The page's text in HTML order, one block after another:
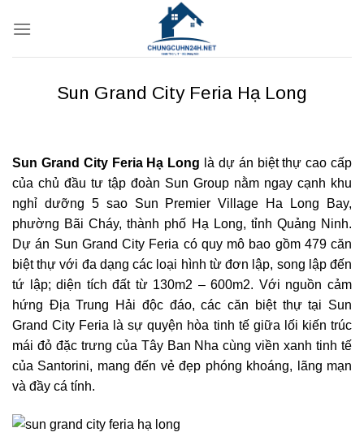
qua
Sun Grand City Feria Hạ Long
Sun Grand City Feria Hạ Long là dự án biệt thự cao cấp
của chủ đầu tư tập đoàn Sun Group nằm ngay cạnh khu
nghỉ dưỡng 5 sao Sun Premier Village Ha Long Bay,
phường Bãi Cháy, thành phố Hạ Long, tỉnh Quảng Ninh.
Dự án Sun Grand City Feria có quy mô bao gồm 479 căn
biệt thự với đa dạng các loại hình từ đơn lập, song lập đến
tứ lập; diện tích đất từ 130m2 – 600m2. Với nguồn cảm
hứng Địa Trung Hải độc đáo, các căn biệt thự tại Sun
Grand City Feria là sự quyện hòa tinh tế giữa lối kiến trúc
mái đỏ đặc trưng của Tây Ban Nha cùng viền xanh tinh tế
của Santorini, mang đến vẻ đẹp phóng khoáng, lãng mạn
và đầy cá tính.